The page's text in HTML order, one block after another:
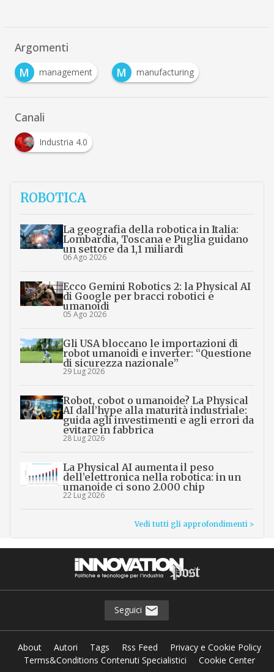
Argomenti
M
management M manufacturing
Canali
Industria 4.0
ROBOTICA
La geografia della robotica in Italia:
Lombardia, Toscana e Puglia guidano
un settore da 1,1 miliardi
06 Ago 2026
Ecco Gemini Robotics 2: la Physical AI
di Google per bracci robotici e
umanoidi
05 Ago 2026
Gli USA bloccano le importazioni di
robot umanoidi e inverter: “Questione
di sicurezza nazionale”
29 Lug 2026
Robot, cobot o umanoide? La Physical
AI dall’hype alla maturità industriale:
guida agli investimenti e agli errori da
evitare in fabbrica
28 Lug 2026
La Physical AI aumenta il peso
dell’elettronica nella robotica: in un
umanoide ci sono 2.000 chip
22 Lug 2026
Vedi tutti gli approfondimenti >
Seguici
About Autori Tags Rss Feed
Privacy e Cookie Policy
Terms&Conditions Contenuti Specialistici
Cookie Center